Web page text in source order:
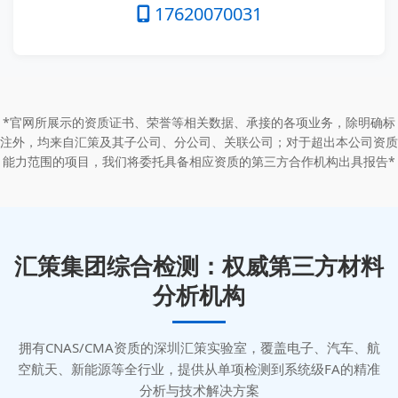
17620070031
*官网所展示的资质证书、荣誉等相关数据、承接的各项业务，除明确标
注外，均来自汇策及其子公司、分公司、关联公司；对于超出本公司资质
能力范围的项目，我们将委托具备相应资质的第三方合作机构出具报告*
汇策集团综合检测：权威第三方材料
分析机构
拥有CNAS/CMA资质的深圳汇策实验室，覆盖电子、汽车、航
空航天、新能源等全行业，提供从单项检测到系统级FA的精准
分析与技术解决方案